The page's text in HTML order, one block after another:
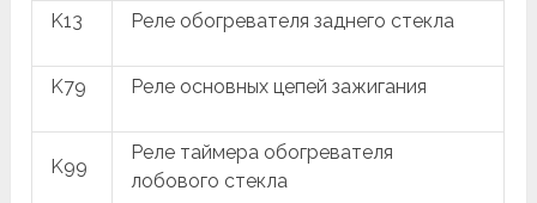
K13 Реле обогревателя заднего стекла
K79 Реле основных цепей зажигания
K99
Реле таймера обогревателя
лобового стекла